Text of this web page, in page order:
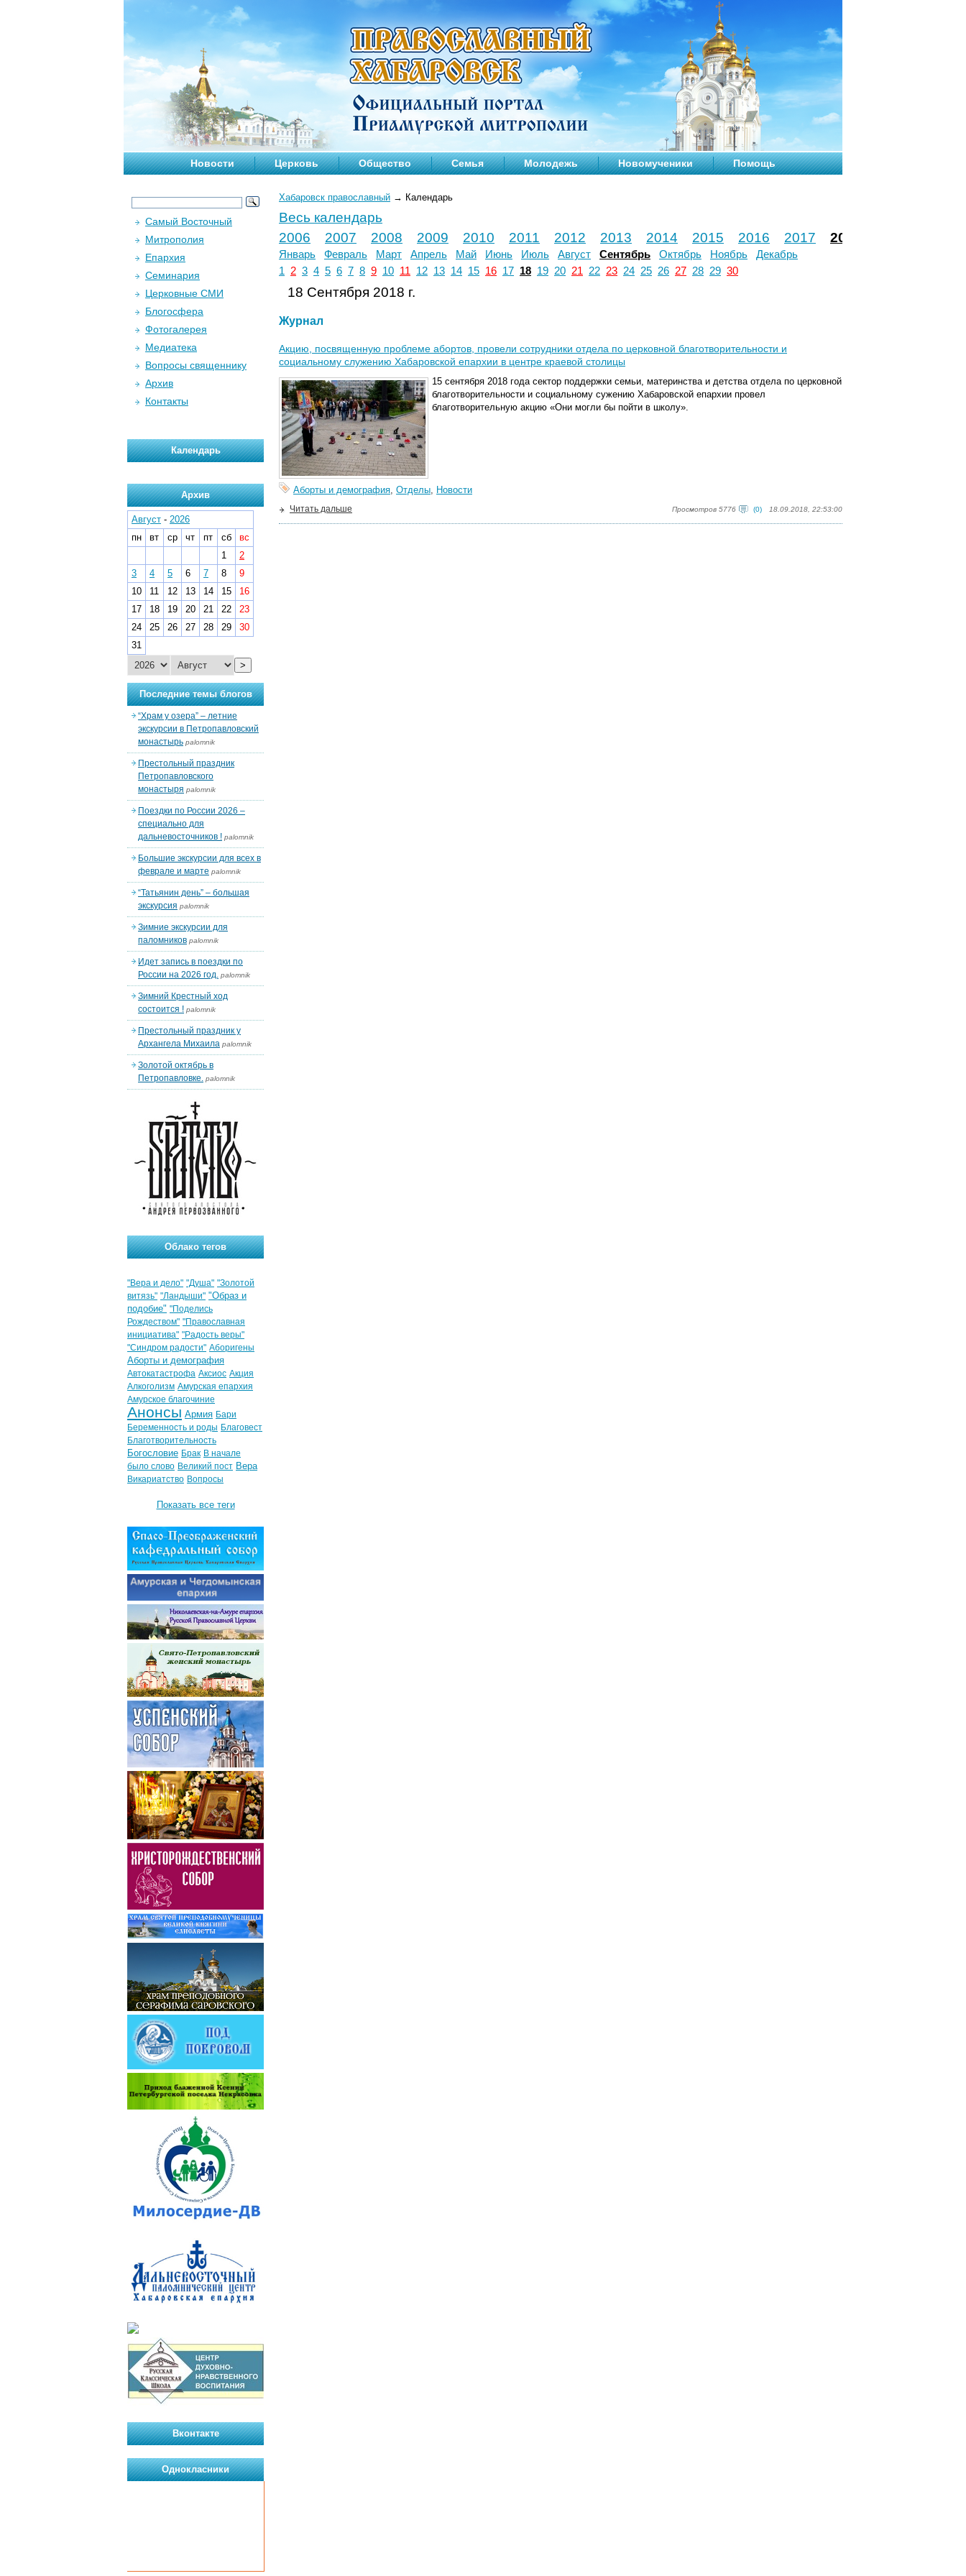
Новости Церковь Общество Семья Молодежь Новомученики Помощь
Хабаровск православный → Календарь
Весь календарь
2006
2007 2008 2009 2010 2011 2012 2013 2014 2015 2016 2017 2018
Январь Февраль Март Апрель Май Июнь Июль Август Сентябрь Октябрь Ноябрь
Декабрь
1
2 3 4 5 6 7 8 9 10 11 12 13 14 15 16 17 18 19 20 21 22 23 24 25 26 27 28 29 30
18 Сентября 2018 г.
Журнал
Акцию, посвященную проблеме абортов, провели сотрудники отдела по церковной благотворительности и
социальному служению Хабаровской епархии в центре краевой столицы
15 сентября 2018 года сектор поддержки семьи, материнства и детства отдела по церковной
благотворительности и социальному сужению Хабаровской епархии провел
благотворительную акцию «Они могли бы пойти в школу».
Аборты и демография, Отделы, Новости
Просмотров 5776 (0) 18.09.2018, 22:53:00
Читать дальше
Самый Восточный
Митрополия
Епархия
Семинария
Церковные СМИ
Блогосфера
Фотогалерея
Медиатека
Вопросы священнику
Архив
Контакты
Календарь
Архив
Август - 2026
пн
вт ср чт пт сб
вс
1
2
3
4 5 6 7 8
9
10
11 12 13 14 15
16
17
18 19 20 21 22
23
24
25 26 27 28 29
30
31
>
Последние темы блогов
“Храм у озера” – летние
экскурсии в Петропавловский
монастырь palomnik
Престольный праздник
Петропавловского
монастыря palomnik
Поездки по России 2026 –
специально для
дальневосточников ! palomnik
Большие экскурсии для всех в
феврале и марте palomnik
“Татьянин день” – большая
экскурсия palomnik
Зимние экскурсии для
паломников palomnik
Идет запись в поездки по
России на 2026 год. palomnik
Зимний Крестный ход
состоится ! palomnik
Престольный праздник у
Архангела Михаила palomnik
Золотой октябрь в
Петропавловке. palomnik
Облако тегов
"Вера и дело" "Душа" "Золотой
витязь" "Ландыши" "Образ и
подобие" "Поделись
Рождеством" "Православная
инициатива" "Радость веры"
"Синдром радости" Аборигены
Аборты и демография
Автокатастрофа Аксиос Акция
Алкоголизм Амурская епархия
Амурское благочиние
Анонсы Армия Бари
Беременность и роды Благовест
Благотворительность
Богословие Брак В начале
было слово Великий пост Вера
Викариатство Вопросы
Показать все теги
Вконтакте
Однокласники